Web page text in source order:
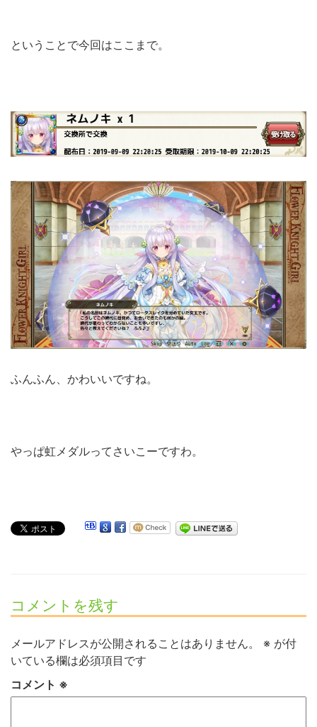
ということで今回はここまで。
ふんふん、かわいいですね。
やっぱ虹メダルってさいこーですわ。
コメントを残す
メールアドレスが公開されることはありません。 ※ が付
いている欄は必須項目です
コメント ※